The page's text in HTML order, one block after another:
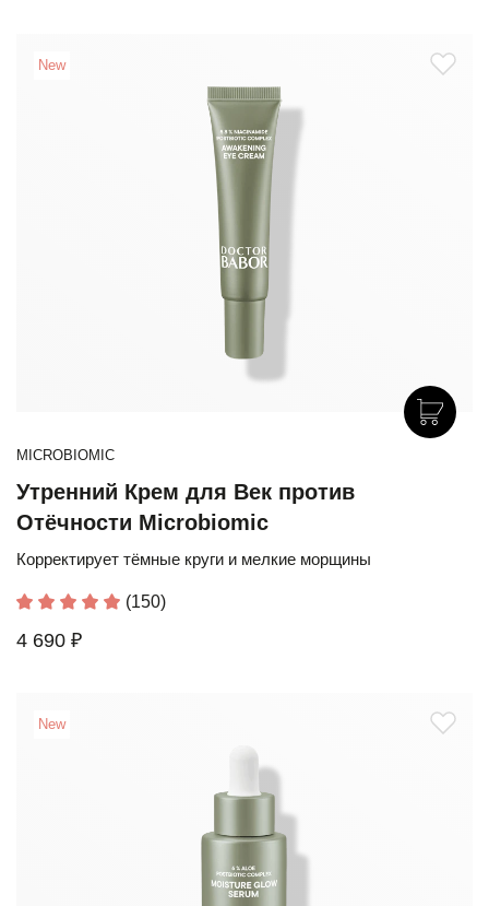
New
MICROBIOMIC
Утренний Крем для Век против
Отёчности Microbiomic
Корректирует тёмные круги и мелкие морщины
(150)
4 690 ₽
New